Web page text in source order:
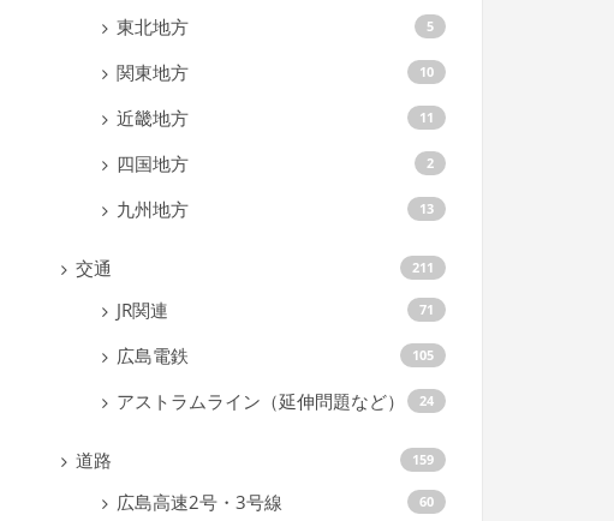
東北地方 5
関東地方 10
近畿地方 11
四国地方 2
九州地方 13
交通 211
JR関連 71
広島電鉄 105
アストラムライン（延伸問題など） 24
道路 159
広島高速2号・3号線 60